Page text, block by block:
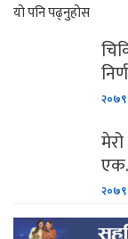
यो पनि पढ्नुहोस
२०७९
२०७९